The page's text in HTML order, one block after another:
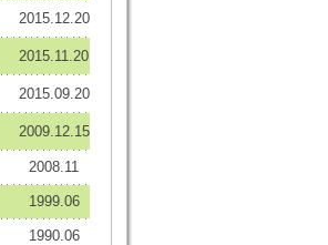
2015.12.20
2015.11.20
2015.09.20
2009.12.15
2008.11
1999.06
1990.06